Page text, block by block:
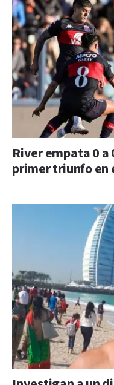
River empata 0 a
primer triunfo en